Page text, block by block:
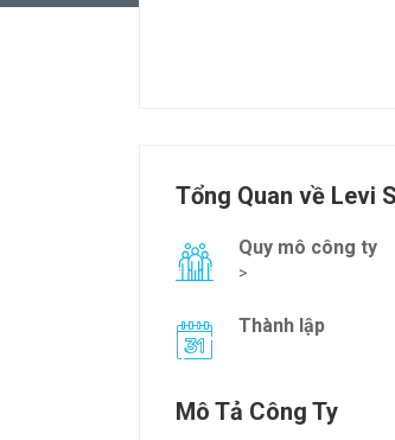
Tổng Quan về Levi
Quy mô công ty
>
Thành lập
Mô Tả Công Ty